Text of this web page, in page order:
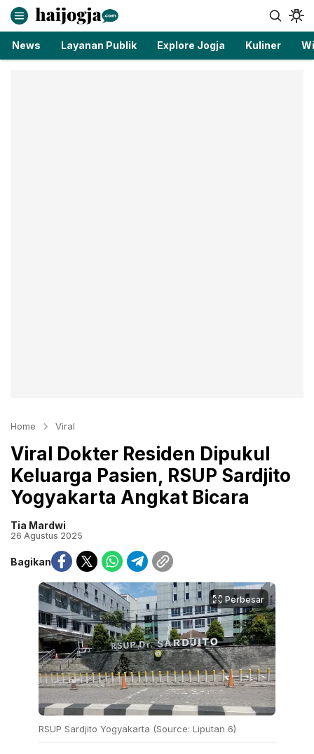
haijogja.com
Berita Jogja Terbaru dan Terkini
News Layanan Publik Explore Jogja Kuliner
Home Viral
Viral Dokter Residen Dipukul
Keluarga Pasien, RSUP Sardjito
Yogyakarta Angkat Bicara
Tia Mardwi
26 Agustus 2025
Bagikan
Perbesar
RSUP Sardjito Yogyakarta (Source: Liputan 6)